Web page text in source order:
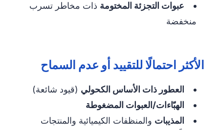
عبوات التجزئة المختومة ذات مخاطر تسرب
منخفضة
الأكثر احتمالًا للتقييد أو عدم السماح
العطور ذات الأساس الكحولي (قيود شائعة)
الهبّاءات/العبوات المضغوطة
المذيبات والمنظفات الكيميائية والمنتجات